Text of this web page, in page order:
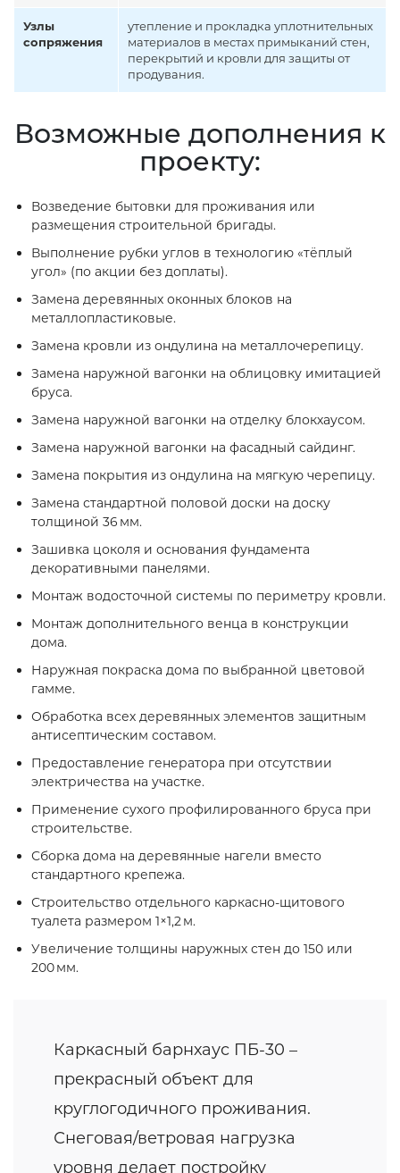
Узлы
сопряжения
утепление и прокладка уплотнительных
материалов в местах примыканий стен,
перекрытий и кровли для защиты от
продувания.
Возможные дополнения к
проекту:
Возведение бытовки для проживания или
размещения строительной бригады.
Выполнение рубки углов в технологию «тёплый
угол» (по акции без доплаты).
Замена деревянных оконных блоков на
металлопластиковые.
Замена кровли из ондулина на металлочерепицу.
Замена наружной вагонки на облицовку имитацией
бруса.
Замена наружной вагонки на отделку блокхаусом.
Замена наружной вагонки на фасадный сайдинг.
Замена покрытия из ондулина на мягкую черепицу.
Замена стандартной половой доски на доску
толщиной 36 мм.
Зашивка цоколя и основания фундамента
декоративными панелями.
Монтаж водосточной системы по периметру кровли.
Монтаж дополнительного венца в конструкции
дома.
Наружная покраска дома по выбранной цветовой
гамме.
Обработка всех деревянных элементов защитным
антисептическим составом.
Предоставление генератора при отсутствии
электричества на участке.
Применение сухого профилированного бруса при
строительстве.
Сборка дома на деревянные нагели вместо
стандартного крепежа.
Строительство отдельного каркасно‑щитового
туалета размером 1×1,2 м.
Увеличение толщины наружных стен до 150 или
200 мм.
Каркасный барнхаус ПБ-30 –
прекрасный объект для
круглогодичного проживания.
Снеговая/ветровая нагрузка
уровня делает постройку